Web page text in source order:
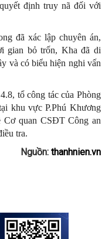
định truy nã đối với
đã xác lập chuyên án,
gian bỏ trốn, Kha đã di
và có biểu hiện nghi vấn
tổ công tác của Phòng
khu vực P.Phú Khương
quan CSĐT Công an
tra.
Nguồn: thanhnien.vn